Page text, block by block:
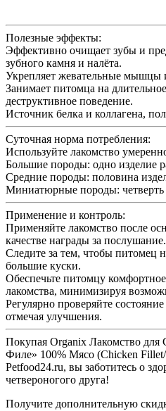
Полезные эффекты:
Эффективно очищает зубы и
зубного камня и налёта.
Укрепляет жевательные мышцы
Занимает питомца на
деструктивное поведение.
Источник белка и коллагена,
Суточная норма потребления:
Используйте лакомство
Большие породы: одно изделие
Средние породы: половина
Миниатюрные породы: четверть
Применение и контроль:
Применяйте лакомство после
качестве награды за послушание.
Следите за тем, чтобы питомец
большие куски.
Обеспечьте питомцу
лакомства, минимизируя
Регулярно проверяйте
отмечая улучшения.
Покупая Organix Лакомство для
Филе» 100% Мясо (Chicken
Petfood24.ru, вы заботитесь о
четвероногого друга!
Получите дополнительную